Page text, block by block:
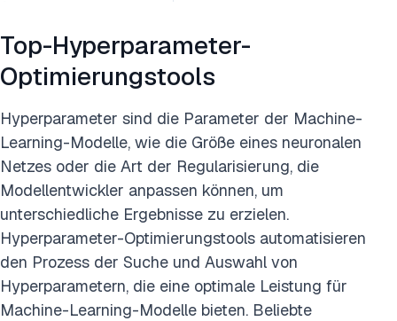
Top-Hyperparameter-
Optimierungstools
Hyperparameter sind die Parameter der Machine-
Learning-Modelle, wie die Größe eines neuronalen
Netzes oder die Art der Regularisierung, die
Modellentwickler anpassen können, um
unterschiedliche Ergebnisse zu erzielen.
Hyperparameter-Optimierungstools automatisieren
den Prozess der Suche und Auswahl von
Hyperparametern, die eine optimale Leistung für
Machine-Learning-Modelle bieten. Beliebte